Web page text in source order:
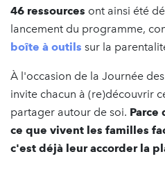
46 ressources ont ainsi été
lancement du programme,
boîte à outils sur la
À l'occasion de la Journée
invite chacun à (re)découvrir
partager autour de soi. Parce
ce que vivent les familles
c'est déjà leur accorder la